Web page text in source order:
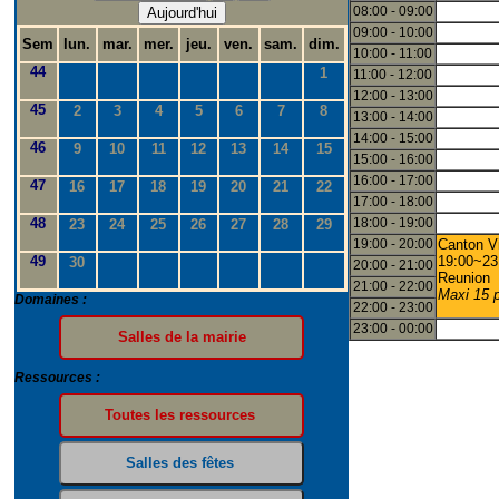
Aujourd'hui
Sem
lun. mar. mer. jeu. ven. sam.
dim.
44
1
45 2 3 4 5 6 7 8
46 9 10 11 12 13 14 15
47 16 17 18 19 20 21 22
48 23 24 25 26 27 28 29
49 30
Domaines :
Ressources :
08:00 - 09:00
09:00 - 10:00
10:00 - 11:00
11:00 - 12:00
12:00 - 13:00
13:00 - 14:00
14:00 - 15:00
15:00 - 16:00
16:00 - 17:00
17:00 - 18:00
18:00 - 19:00
19:00 - 20:00 Canton
Reunion
Maxi 15
20:00 - 21:00
21:00 - 22:00
22:00 - 23:00
23:00 - 00:00